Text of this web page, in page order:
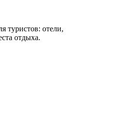
туристов: отели,
отдыха.